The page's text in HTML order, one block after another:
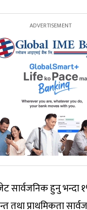
सार्वजनिक हुनु भन्दा
तथा प्राथमिकता